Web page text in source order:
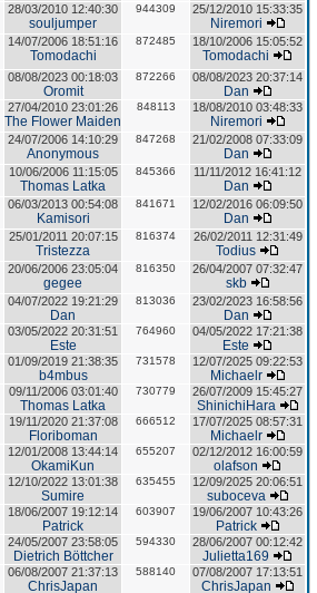
28/03/2010 12:40:30
souljumper
944309 25/12/2010 15:33:35
Niremori
14/07/2006 18:51:16
Tomodachi
872485 18/10/2006 15:05:52
Tomodachi
08/08/2023 00:18:03
Oromit
872266 08/08/2023 20:37:14
Dan
27/04/2010 23:01:26
The Flower Maiden
848113 18/08/2010 03:48:33
Niremori
24/07/2006 14:10:29
Anonymous
847268 21/02/2008 07:33:09
Dan
10/06/2006 11:15:05
Thomas Latka
845366 11/11/2012 16:41:12
Dan
06/03/2013 00:54:08
Kamisori
841671 12/02/2016 06:09:50
Dan
25/01/2011 20:07:15
Tristezza
816374 26/02/2011 12:31:49
Todius
20/06/2006 23:05:04
gegee
816350 26/04/2007 07:32:47
skb
04/07/2022 19:21:29
Dan
813036 23/02/2023 16:58:56
Dan
03/05/2022 20:31:51
Este
764960 04/05/2022 17:21:38
Este
01/09/2019 21:38:35
b4mbus
731578 12/07/2025 09:22:53
Michaelr
09/11/2006 03:01:40
Thomas Latka
730779 26/07/2009 15:45:27
ShinichiHara
19/11/2020 21:37:08
Floriboman
666512 17/07/2025 08:57:31
Michaelr
12/01/2008 13:44:14
OkamiKun
655207 02/12/2012 16:00:59
olafson
12/10/2022 13:01:38
Sumire
635455 12/09/2025 20:06:51
suboceva
18/06/2007 19:12:14
Patrick
603907 19/06/2007 10:43:26
Patrick
24/05/2007 23:58:05
Dietrich Böttcher
594330 28/06/2007 00:12:42
Julietta169
06/08/2007 21:37:13
ChrisJapan
588140 07/08/2007 17:13:51
ChrisJapan